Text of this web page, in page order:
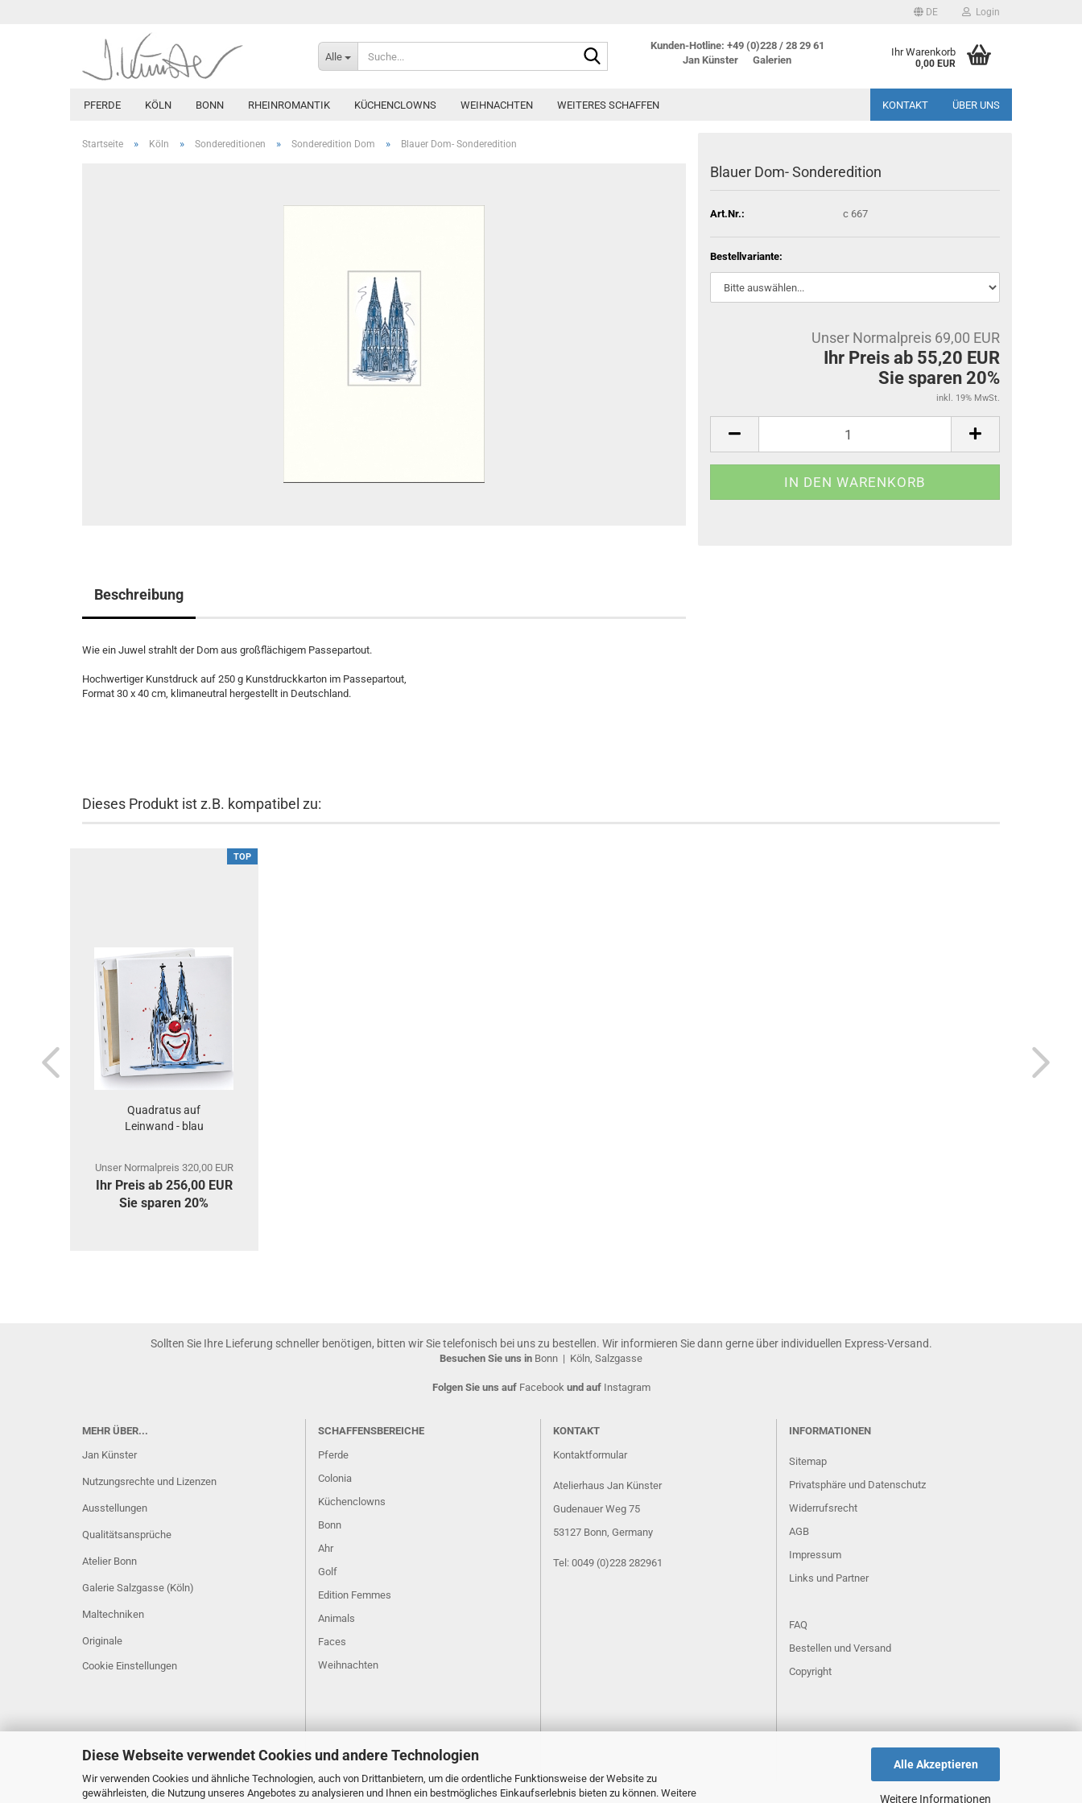
Diese Webseite verwendet Cookies und andere Technologien
Wir verwenden Cookies und ähnliche Technologien, auch von Drittanbietern, um die ordentliche Funktionsweise der Website zu
gewährleisten, die Nutzung unseres Angebotes zu analysieren und Ihnen ein bestmögliches Einkaufserlebnis bieten zu können. Weitere
Alle Akzeptieren
Weitere Informationen
DE Login
Alle
Kunden-Hotline: +49 (0)228 / 28 29 61
Jan Künster
Galerien
Ihr Warenkorb
0,00 EUR
PFERDE KÖLN BONN RHEINROMANTIK KÜCHENCLOWNS WEIHNACHTEN WEITERES SCHAFFEN KONTAKT ÜBER UNS
Startseite » Köln » Sondereditionen » Sonderedition Dom » Blauer Dom- Sonderedition
Blauer Dom- Sonderedition
Art.Nr.: c 667
Bestellvariante:
Unser Normalpreis 69,00 EUR
Ihr Preis ab 55,20 EUR
Sie sparen 20%
inkl. 19% MwSt.
Beschreibung
Wie ein Juwel strahlt der Dom aus großflächigem Passepartout.
Hochwertiger Kunstdruck auf 250 g Kunstdruckkarton im Passepartout,
Format 30 x 40 cm, klimaneutral hergestellt in Deutschland.
Dieses Produkt ist z.B. kompatibel zu:
TOP
Quadratus auf
Leinwand - blau
Unser Normalpreis 320,00 EUR
Ihr Preis ab 256,00 EUR
Sie sparen 20%
Sollten Sie Ihre Lieferung schneller benötigen, bitten wir Sie telefonisch bei uns zu bestellen. Wir informieren Sie dann gerne über individuellen Express-Versand.
Besuchen Sie uns in Bonn | Köln, Salzgasse
Folgen Sie uns auf Facebook und auf Instagram
MEHR ÜBER...
Jan Künster
Nutzungsrechte und Lizenzen
Ausstellungen
Qualitätsansprüche
Atelier Bonn
Galerie Salzgasse (Köln)
Maltechniken
Originale
Cookie Einstellungen
SCHAFFENSBEREICHE
Pferde
Colonia
Küchenclowns
Bonn
Ahr
Golf
Edition Femmes
Animals
Faces
Weihnachten
KONTAKT
Kontaktformular
Atelierhaus Jan Künster
Gudenauer Weg 75
53127 Bonn, Germany
Tel: 0049 (0)228 282961
INFORMATIONEN
Sitemap
Privatsphäre und Datenschutz
Widerrufsrecht
AGB
Impressum
Links und Partner
FAQ
Bestellen und Versand
Copyright